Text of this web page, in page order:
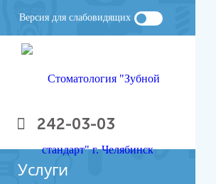
Версия для слабовидящих
242-03-03
Услуги